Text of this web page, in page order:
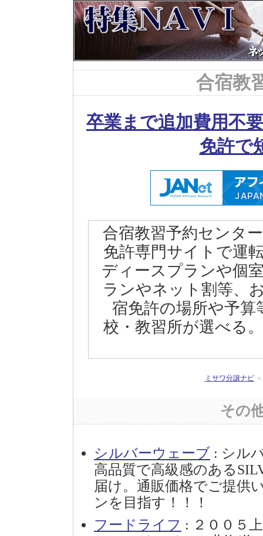
合宿教
卒業まで追加費用不
免許で
合宿教習予約センタ
免許専門サイトで運
ディースプランや個
ランやネット割等、
宿免許の場所や予算
校・教習所が選べる
ミサワ分譲ナビ
その
シルバーウェーブ : シル
高品質で高級感のある
届け。通販価格でご提供
ンを目指す！！！
フードライフ : ２００５